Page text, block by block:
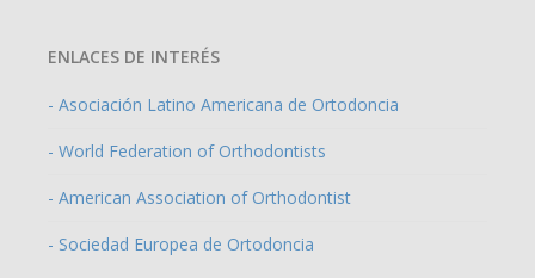
ENLACES DE INTERÉS
- Asociación Latino Americana de Ortodoncia
- World Federation of Orthodontists
- American Association of Orthodontist
- Sociedad Europea de Ortodoncia